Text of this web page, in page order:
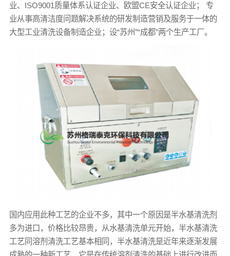
业、ISO9001质量体系认证企业、欧盟CE安全认证企业； 专
业从事高清洁度问题解决系统的研发制造营销及服务于一体的
大型工业清洗设备制造企业；设“苏州”“成都”两个生产工厂。
国内应用此种工艺的企业不多，其中一个原因是半水基清洗剂
多为进口，价格比较昂贵，从水基清洗单元开始，半水基清洗
工艺同溶剂清洗工艺基本相同，半水基清洗是近年来逐渐发展